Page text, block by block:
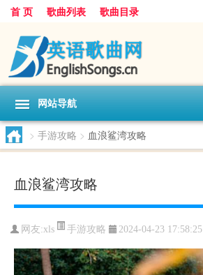
首 页 歌曲列表 歌曲目录
网站导航
> 手游攻略 > 血浪鲨湾攻略
血浪鲨湾攻略
网友:xls 手游攻略 2024-04-23 17:58:25